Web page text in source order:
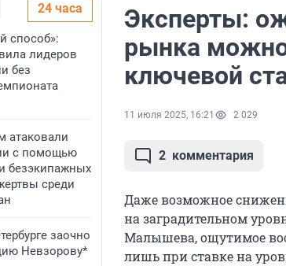
24 часа
способ»:
лидеров
без
атаковали
с помощью
безэкипажных
среди
заочно
Невзорову*
Эксперты:
рынка
ключевой
11 июля 2025, 16:21 2 029
2 комментария
Даже возможное
на заградительном
Малышева, ощутимое
лишь при ставке на